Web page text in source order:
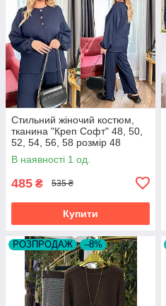
Стильний жіночий костюм,
тканина "Креп Софт" 48, 50,
52, 54, 56, 58 розмір 48
В наявності 1 од.
485 ₴ 535 ₴
Купити
РОЗПРОДАЖ –8%